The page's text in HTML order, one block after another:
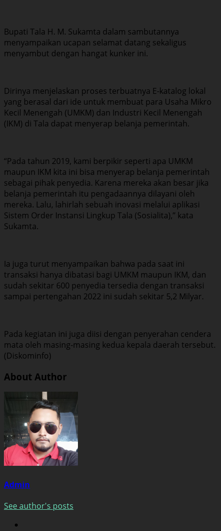
Bupati Tala H. M. Sukamta dalam sambutannya
menyampaikan ucapan selamat datang sekaligus
menyambut dengan hangat kunker ini.
Dirinya menjelaskan proses terbuatnya E-katalog lokal
yang berasal dari ide untuk membuat para Usaha Mikro
Kecil Menengah (UMKM) dan Industri Kecil Menengah
(IKM) di Tala dapat menyerap belanja pemerintah.
“Pada tahun 2019, kami berpikir seperti apa UMKM
maupun IKM kita ini bisa menyerap belanja pemerintah
sebagai pihak penyedia. Karena mereka akan besar jika
belanja pemerintah itu pengadaannya dilayani oleh
mereka. Lalu, lahirlah sebuah inovasi melalui aplikasi
Sistem Order Instansi Lingkup Tala (Sosialita),” kata
Sukamta.
Ia juga turut menyampaikan bahwa pada saat ini
transaksi hanya dibatasi bagi UMKM maupun IKM, dan
sudah sekitar 600 penyedia tersedia dengan transaksi
sampai pertengahan 2022 ini sudah sekitar 5,2 Milyar.
Pada kegiatan ini juga diisi dengan penyerahan cendera
mata oleh masing-masing kedua kepala daerah tersebut.
(Diskominfo)
About Author
Admin
See author's posts